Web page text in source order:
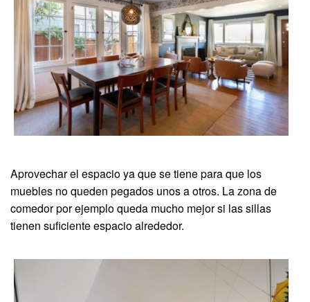
Aprovechar el espacio ya que se tiene para que los
muebles no queden pegados unos a otros. La zona de
comedor por ejemplo queda mucho mejor si las sillas
tienen suficiente espacio alrededor.